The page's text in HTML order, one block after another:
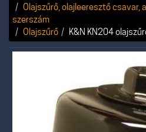
Olajszűrő, olajleeresztő csavar,
szerszám
Olajszűrő
K&N KN204